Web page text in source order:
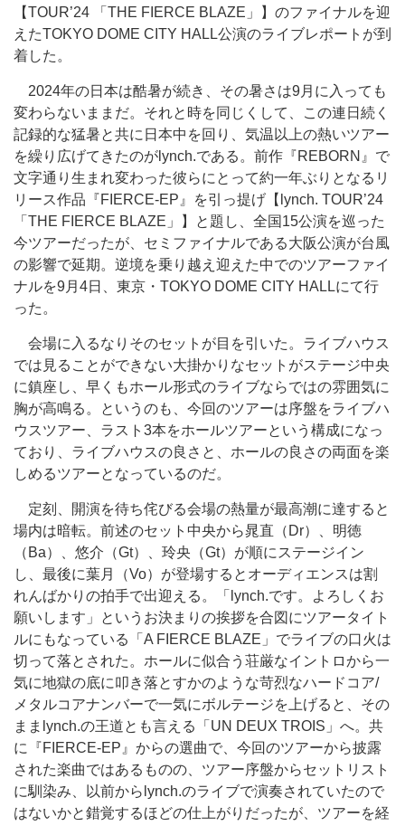
【TOUR’24 「THE FIERCE BLAZE」】のファイナルを迎
えたTOKYO DOME CITY HALL公演のライブレポートが到
着した。
2024年の日本は酷暑が続き、その暑さは9月に入っても
変わらないままだ。それと時を同じくして、この連日続く
記録的な猛暑と共に日本中を回り、気温以上の熱いツアー
を繰り広げてきたのがlynch.である。前作『REBORN』で
文字通り生まれ変わった彼らにとって約一年ぶりとなるリ
リース作品『FIERCE-EP』を引っ提げ【lynch. TOUR’24
「THE FIERCE BLAZE」】と題し、全国15公演を巡った
今ツアーだったが、セミファイナルである大阪公演が台風
の影響で延期。逆境を乗り越え迎えた中でのツアーファイ
ナルを9月4日、東京・TOKYO DOME CITY HALLにて行
った。
会場に入るなりそのセットが目を引いた。ライブハウス
では見ることができない大掛かりなセットがステージ中央
に鎮座し、早くもホール形式のライブならではの雰囲気に
胸が高鳴る。というのも、今回のツアーは序盤をライブハ
ウスツアー、ラスト3本をホールツアーという構成になっ
ており、ライブハウスの良さと、ホールの良さの両面を楽
しめるツアーとなっているのだ。
定刻、開演を待ち侘びる会場の熱量が最高潮に達すると
場内は暗転。前述のセット中央から晁直（Dr）、明徳
（Ba）、悠介（Gt）、玲央（Gt）が順にステージイン
し、最後に葉月（Vo）が登場するとオーディエンスは割
れんばかりの拍手で出迎える。「lynch.です。よろしくお
願いします」というお決まりの挨拶を合図にツアータイト
ルにもなっている「A FIERCE BLAZE」でライブの口火は
切って落とされた。ホールに似合う荘厳なイントロから一
気に地獄の底に叩き落とすかのような苛烈なハードコア/
メタルコアナンバーで一気にボルテージを上げると、その
ままlynch.の王道とも言える「UN DEUX TROIS」へ。共
に『FIERCE-EP』からの選曲で、今回のツアーから披露
された楽曲ではあるものの、ツアー序盤からセットリスト
に馴染み、以前からlynch.のライブで演奏されていたので
はないかと錯覚するほどの仕上がりだったが、ツアーを経